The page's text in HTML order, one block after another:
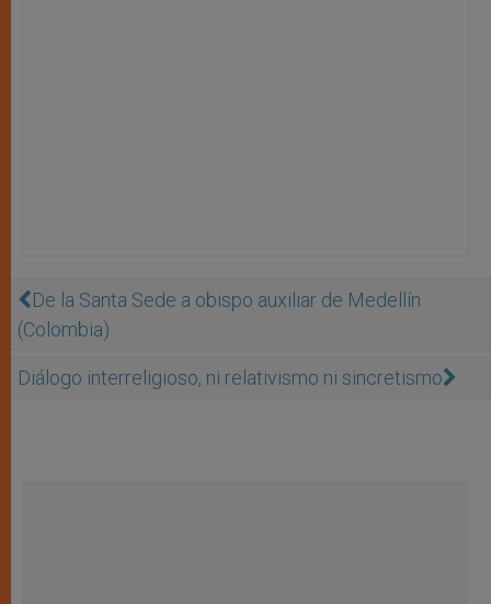
De la Santa Sede a obispo auxiliar de Medellín
(Colombia)
Diálogo interreligioso, ni relativismo ni sincretismo